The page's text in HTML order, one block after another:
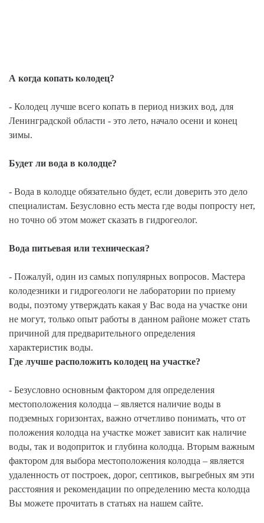
А когда копать колодец?
- Колодец лучше всего копать в период низких вод, для
Ленинградской области - это лето, начало осени и конец
зимы.
Будет ли вода в колодце?
- Вода в колодце обязательно будет, если доверить это дело
специалистам. Безусловно есть места где воды попросту нет,
но точно об этом может сказать в гидрогеолог.
Вода питьевая или техническая?
- Пожалуй, один из самых популярных вопросов. Мастера
колодезники и гидрогеологи не лаборатории по приему
воды, поэтому утверждать какая у Вас вода на участке они
не могут, только опыт работы в данном районе может стать
причиной для предварительного определения
характеристик воды.
Где лучше расположить колодец на участке?
- Безусловно основным фактором для определения
местоположения колодца – является наличие воды в
подземных горизонтах, важно отчетливо понимать, что от
положения колодца на участке может зависит как наличие
воды, так и водоприток и глубина колодца. Вторым важным
фактором для выбора местоположения колодца – является
удаленность от построек, дорог, септиков, выгребных ям эти
расстояния и рекомендации по определению места колодца
Вы можете прочитать в статьях на нашем сайте.